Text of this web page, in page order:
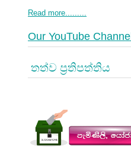
Read more.........
Our YouTube Channel
තත්ව ප්‍රතිපත්තිය